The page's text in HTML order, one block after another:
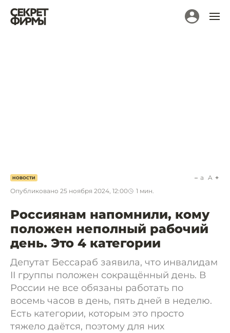
НОВОСТИ
Опубликовано 25 ноября 2024, 12:00 1 мин.
a A
Россиянам напомнили, кому
положен неполный рабочий
день. Это 4 категории
Депутат Бессараб заявила, что инвалидам
II группы положен сокращённый день. В
России не все обязаны работать по
восемь часов в день, пять дней в неделю.
Есть категории, которым это просто
тяжело даётся, поэтому для них